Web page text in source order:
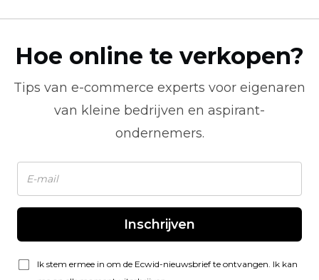
Hoe online te verkopen?
Tips van e-commerce experts voor eigenaren
van kleine bedrijven en aspirant-
ondernemers.
Inschrijven
Ik stem ermee in om de Ecwid-nieuwsbrief te ontvangen. Ik kan